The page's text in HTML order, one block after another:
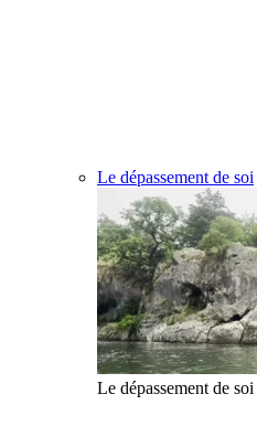
Le dépassement de soi
Le dépassement de soi